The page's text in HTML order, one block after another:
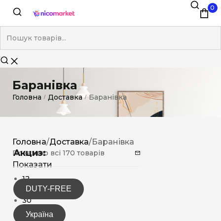
0
Баранівка
Головна / Доставка / Баранівка
Акциз:
DUTY-FREE
Україна
Головна/Доставка/Баранівка
Показано всі 170 товарів
Показати
12
15
30